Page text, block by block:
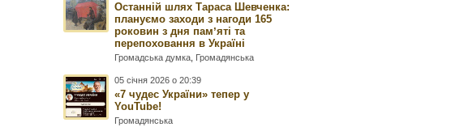
Останній шлях Тараса Шевченка:
плануємо заходи з нагоди 165
роковин з дня памʼяті та
перепоховання в Україні
Громадська думка Громадянська
05 січня 2026 о 20:39
«7 чудес України» тепер у
YouTube!
Громадянська